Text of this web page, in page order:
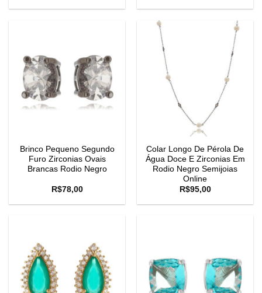
Brinco Pequeno Segundo
Furo Zirconias Ovais
Brancas Rodio Negro
R$78,00
Colar Longo De Pérola De
Água Doce E Zirconias Em
Rodio Negro Semijoias
Online
R$95,00